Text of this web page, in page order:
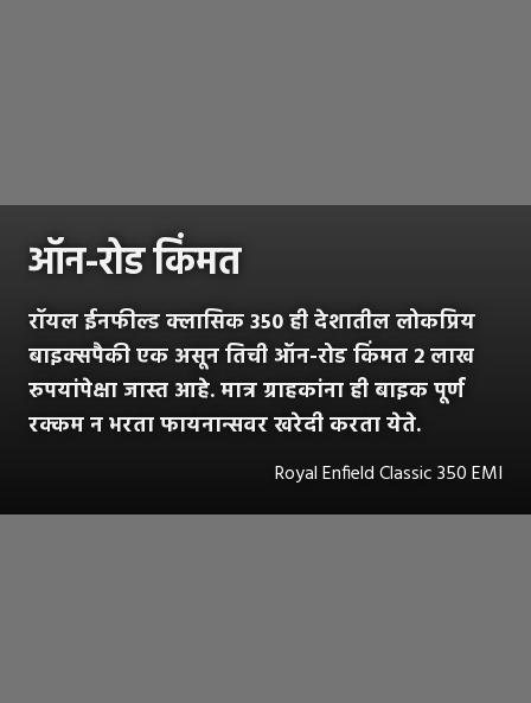
ऑन-रोड किंमत
रॉयल ईनफील्ड क्लासिक 350 ही देशातील लोकप्रिय
बाइक्सपैकी एक असून तिची ऑन-रोड किंमत 2 लाख
रुपयांपेक्षा जास्त आहे. मात्र ग्राहकांना ही बाइक पूर्ण
रक्कम न भरता फायनान्सवर खरेदी करता येते.
Royal Enfield Classic 350 EMI